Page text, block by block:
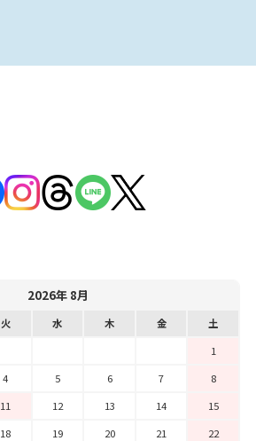
2026年 8月
火 水 木 金
土
1
4 5 6 7
8
11 12 13 14
15
18 19 20 21
22